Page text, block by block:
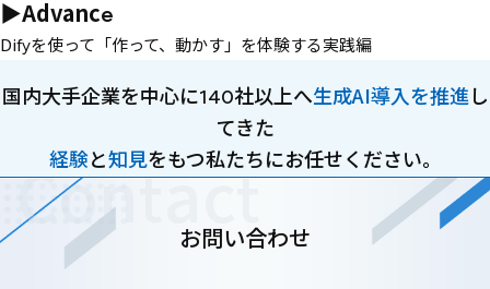
▶Advance
Difyを使って「作って、動かす」を体験する実践編
国内大手企業を中心に140社以上へ生成AI導入を推進し
てきた
経験と知見をもつ私たちにお任せください。
お問い合わせ